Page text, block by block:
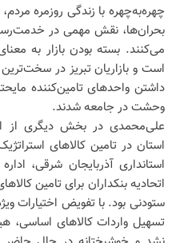
چهره‌به‌چهره با زندگی روزمره
بحران‌ها، نقش مهمی در
می‌کنند. بسته بودن بازار به
است و بازاریان تبریز در
داشتن واحدهای تامین‌کننده
وحشت در جامعه شدند.
علی‌محمدی در بخش دیگری از
استان در تامین کالاهای
استانداری آذربایجان شرقی،
اتحادیه بنکداران برای تامین
ستودنی بود. با تفویض اختیارات
تسهیل واردات کالاهای اساسی،